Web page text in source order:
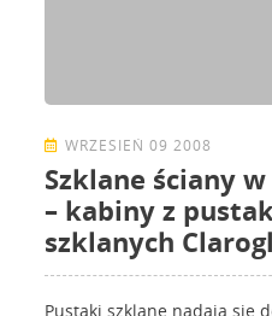
WRZESIEŃ 09 2008
Szklane ściany w
– kabiny z
szklanych
Pustaki szklane nadają się